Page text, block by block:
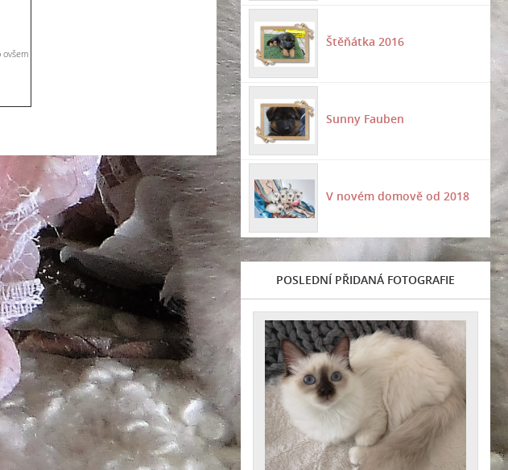
ovšem
Štěňátka 2016
Sunny Fauben
V novém domově od 2018
POSLEDNÍ PŘIDANÁ FOTOGRAFIE